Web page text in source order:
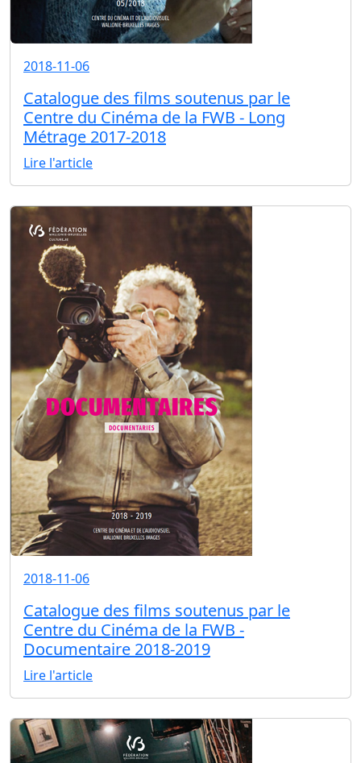
2018-11-06
Catalogue des films soutenus par le
Centre du Cinéma de la FWB - Long
Métrage 2017-2018
Lire l'article
2018-11-06
Catalogue des films soutenus par le
Centre du Cinéma de la FWB -
Documentaire 2018-2019
Lire l'article